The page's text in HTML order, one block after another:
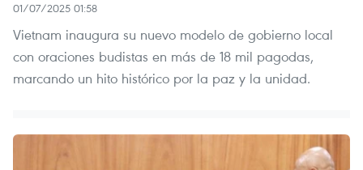
01/07/2025 01:58
Vietnam inaugura su nuevo modelo de gobierno local
con oraciones budistas en más de 18 mil pagodas,
marcando un hito histórico por la paz y la unidad.